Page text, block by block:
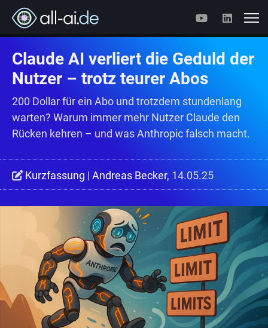
Claude AI verliert die Geduld der
Nutzer – trotz teurer Abos
200 Dollar für ein Abo und trotzdem stundenlang
warten? Warum immer mehr Nutzer Claude den
Rücken kehren – und was Anthropic falsch macht.
Kurzfassung | Andreas Becker, 14.05.25